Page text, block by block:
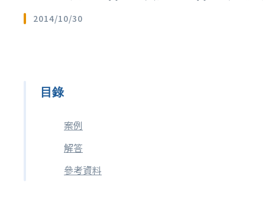
2014/10/30
目錄
案例
解答
參考資料